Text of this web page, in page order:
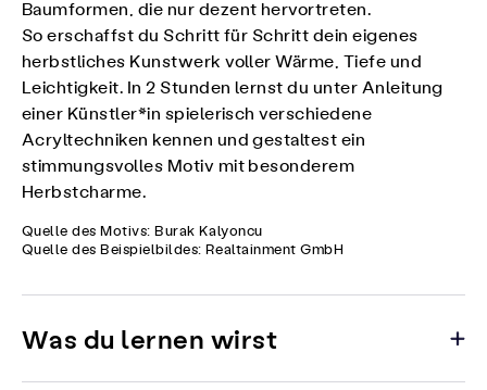
Baumformen, die nur dezent hervortreten.
So erschaffst du Schritt für Schritt dein eigenes
herbstliches Kunstwerk voller Wärme, Tiefe und
Leichtigkeit. In 2 Stunden lernst du unter Anleitung
einer Künstler*in spielerisch verschiedene
Acryltechniken kennen und gestaltest ein
stimmungsvolles Motiv mit besonderem
Herbstcharme.
Quelle des Motivs: Burak Kalyoncu
Quelle des Beispielbildes: Realtainment GmbH
Was du lernen wirst